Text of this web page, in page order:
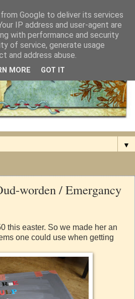
▼
worden / Emergancy
this easter. So we made her an
one could use when getting
Google to deliver its services
IP address and user-agent are
with performance and security
of service, generate usage
and address abuse.
MORE GOT IT